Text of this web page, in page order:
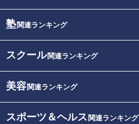
塾関連ランキング
スクール関連ランキング
美容関連ランキング
スポーツ＆ヘルス 関連ランキング